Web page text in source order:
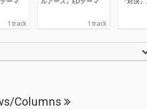
1 track 1 track
Columns